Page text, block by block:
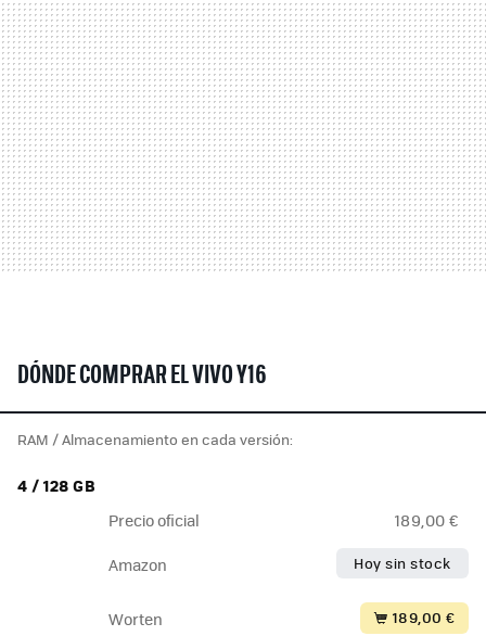
DÓNDE COMPRAR EL VIVO Y16
RAM / Almacenamiento en cada versión:
4 / 128 GB
Precio oficial 189,00 €
Amazon Hoy sin stock
Worten 189,00 €